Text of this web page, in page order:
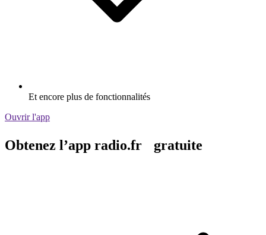
Et encore plus de fonctionnalités
Ouvrir l'app
Obtenez l’app radio.fr gratuite